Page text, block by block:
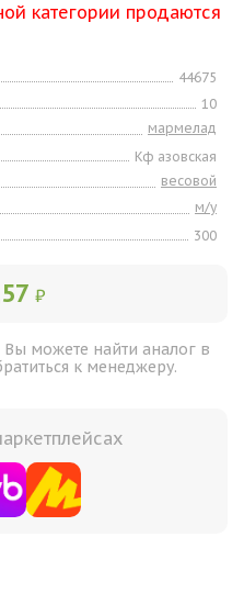
категории продаются
44675
10
мармелад
Кф азовская
весовой
м/у
300
₽
Вы можете найти аналог в
к менеджеру.